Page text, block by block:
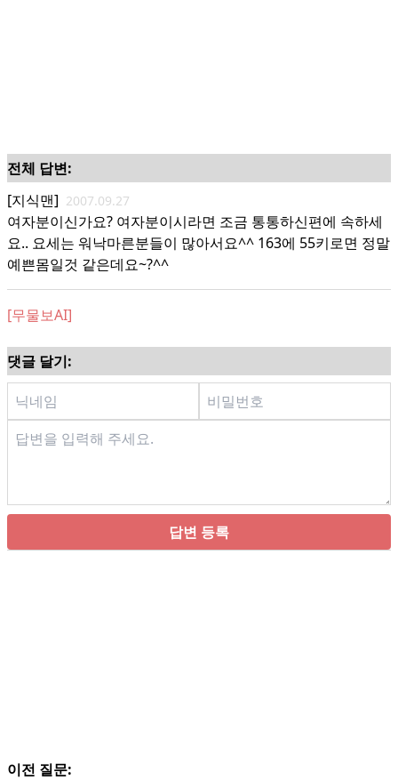
전체 답변:
[지식맨] 2007.09.27
여자분이신가요? 여자분이시라면 조금 통통하신편에 속하세
요.. 요세는 워낙마른분들이 많아서요^^ 163에 55키로면 정말
예쁜몸일것 같은데요~?^^
[무물보AI]
댓글 달기:
답변 등록
이전 질문: